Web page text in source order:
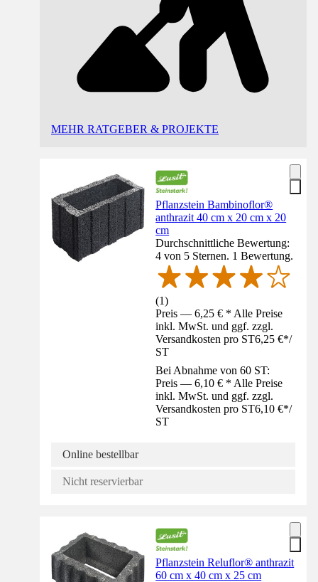
MEHR RATGEBER & PROJEKTE
Pflanzstein Bambinoflor®
anthrazit 40 cm x 20 cm x 20
cm
Durchschnittliche Bewertung:
4 von 5 Sternen. 1 Bewertung.
(1)
Preis — 6,25 € * Alle Preise
inkl. MwSt. und ggf. zzgl.
Versandkosten pro ST6,25 €*/
ST
Bei Abnahme von 60 ST:
Preis — 6,10 € * Alle Preise
inkl. MwSt. und ggf. zzgl.
Versandkosten pro ST6,10 €*/
ST
Online bestellbar
Nicht reservierbar
Pflanzstein Reluflor® anthrazit
60 cm x 40 cm x 25 cm